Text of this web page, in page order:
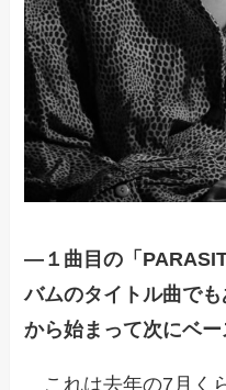
―１曲目の「
バムのタイトル曲で
から始まって次にベー
これは去年の7月く